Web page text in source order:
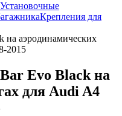
Установочные
Крепления для
на аэродинамических
2015
Evo Black на
для Audi A4